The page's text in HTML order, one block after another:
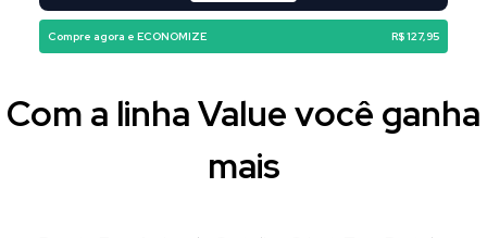
Compre agora e ECONOMIZE R$ 127,95
Com a linha Value você ganha
mais